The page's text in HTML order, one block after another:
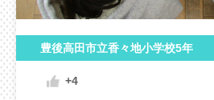
豊後高田市立香々地小学校5年
+4